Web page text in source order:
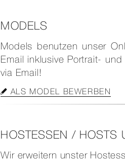
MODELS
Models benutzen unser
Email inklusive Portrait-
via Email!
ALS MODEL BEWERBEN
HOSTESSEN / HOSTS
Wir erweitern unster